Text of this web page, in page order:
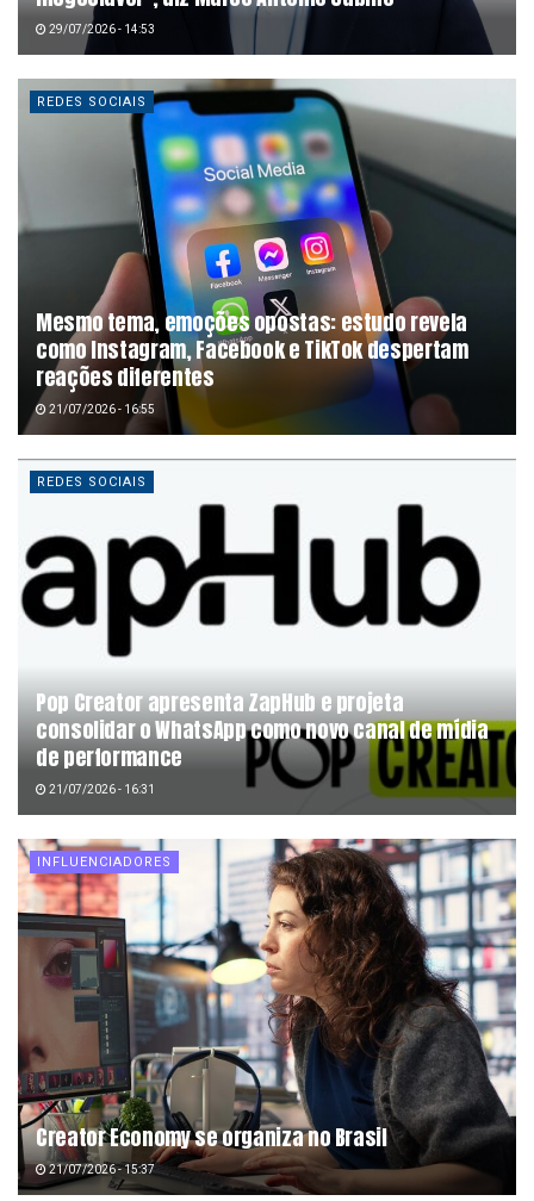
29/07/2026 - 14:53
REDES SOCIAIS
Mesmo tema, emoções opostas: estudo revela
como Instagram, Facebook e TikTok despertam
reações diferentes
21/07/2026 - 16:55
REDES SOCIAIS
Pop Creator apresenta ZapHub e projeta
consolidar o WhatsApp como novo canal de mídia
de performance
21/07/2026 - 16:31
INFLUENCIADORES
Creator Economy se organiza no Brasil
21/07/2026 - 15:37